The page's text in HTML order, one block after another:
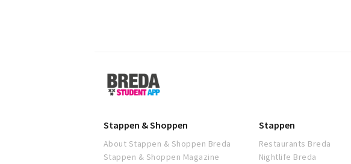
Breda
Student
App
Stappen & Shoppen
About Stappen & Shoppen Breda
Stappen & Shoppen Magazine
Stappen
Restaurants Breda
Nightlife Breda